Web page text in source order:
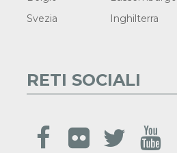
Svezia
Inghilterra
RETI SOCIALI